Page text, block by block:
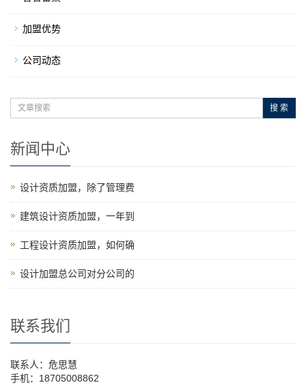
加盟优势
公司动态
搜 索
新闻中心
设计资质加盟，除了管理费
建筑设计资质加盟，一年到
工程设计资质加盟，如何确
设计加盟总公司对分公司的
联系我们
联系人：危思慧
手机：18705008862